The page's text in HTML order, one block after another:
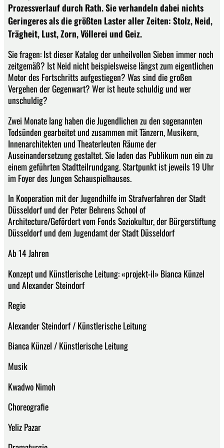
Prozessverlauf durch Rath. Sie verhandeln dabei nichts
Geringeres als die größten Laster aller Zeiten: Stolz, Neid,
Trägheit, Lust, Zorn, Völlerei und Geiz.
Sie fragen: Ist dieser Katalog der unheilvollen Sieben immer noch
zeitgemäß? Ist Neid nicht beispielsweise längst zum eigentlichen
Motor des Fortschritts aufgestiegen? Was sind die großen
Vergehen der Gegenwart? Wer ist heute schuldig und wer
unschuldig?
Zwei Monate lang haben die Jugendlichen zu den sogenannten
Todsünden gearbeitet und zusammen mit Tänzern, Musikern,
Innenarchitekten und Theaterleuten Räume der
Auseinandersetzung gestaltet. Sie laden das Publikum nun ein zu
einem geführten Stadtteilrundgang. Startpunkt ist jeweils 19 Uhr
im Foyer des Jungen Schauspielhauses.
In Kooperation mit der Jugendhilfe im Strafverfahren der Stadt
Düsseldorf und der Peter Behrens School of
Architecture/Gefördert vom Fonds Soziokultur, der Bürgerstiftung
Düsseldorf und dem Jugendamt der Stadt Düsseldorf
Ab 14 Jahren
Konzept und Künstlerische Leitung: «projekt-il» Bianca Künzel
und Alexander Steindorf
Regie
Alexander Steindorf / Künstlerische Leitung
Bianca Künzel / Künstlerische Leitung
Musik
Kwadwo Nimoh
Choreografie
Yeliz Pazar